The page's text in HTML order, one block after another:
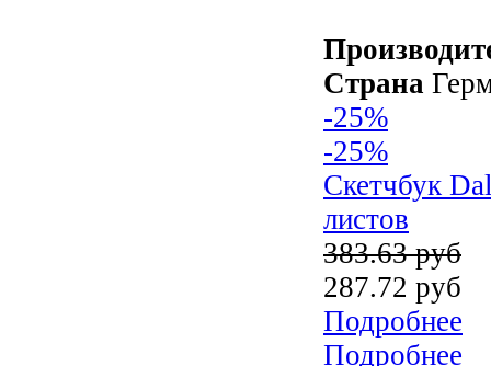
Страна
-25%
-25%
Скетчбук
листов
383.63 руб
287.72 руб
Подробнее
Подробнее